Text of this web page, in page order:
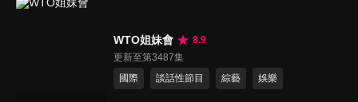
WTO姐妹會
8.9
更新至第3487集
國際
談話性節目 綜藝 娛樂